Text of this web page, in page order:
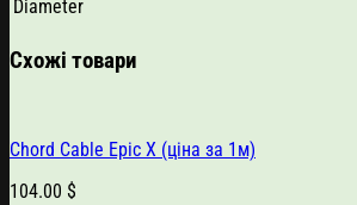
Diameter
Схожі товари
Chord Cable Epic X (ціна за 1м)
104.00 $